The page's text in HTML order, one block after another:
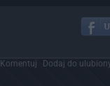
Komentuj Dodaj do